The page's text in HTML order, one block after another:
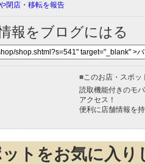
閉店・移転を報告
報をブログにはる
■このお店・スポッ
読取機能付きのモ
アクセス！
便利に店舗情報を
トをお気に入